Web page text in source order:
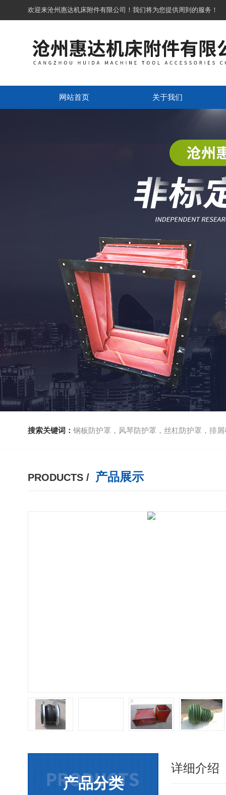
欢迎来沧州惠达机床附件有限公司！我们将为您提供周到的服务！
网站首页 关于我们
搜索关键词： 钢板防护罩，风琴防护罩，丝杠防护罩，排屑机
PRODUCTS / 产品展示
产品分类
详细介绍